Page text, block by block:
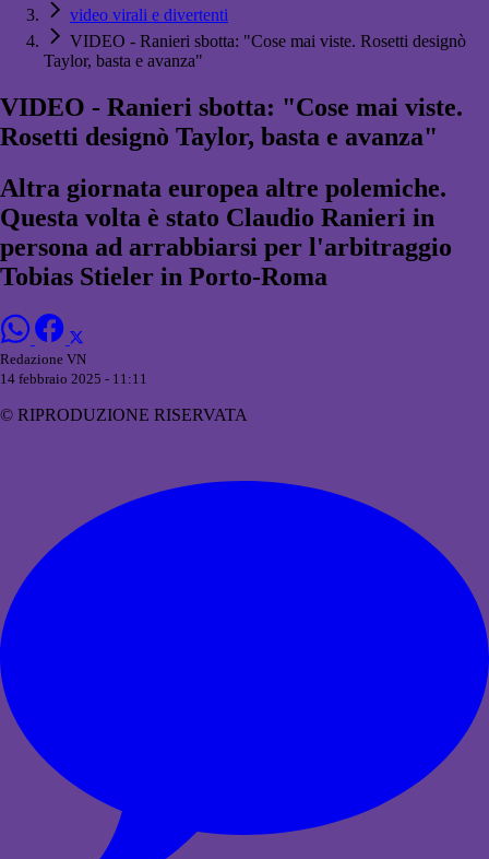
video virali e divertenti
VIDEO - Ranieri sbotta: "Cose mai viste. Rosetti designò
Taylor, basta e avanza"
VIDEO - Ranieri sbotta: "Cose mai viste.
Rosetti designò Taylor, basta e avanza"
Altra giornata europea altre polemiche.
Questa volta è stato Claudio Ranieri in
persona ad arrabbiarsi per l'arbitraggio
Tobias Stieler in Porto-Roma
Redazione VN
14 febbraio 2025 - 11:11
© RIPRODUZIONE RISERVATA